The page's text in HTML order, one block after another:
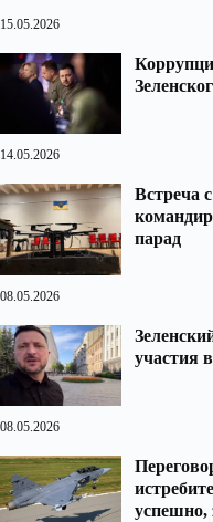
15.05.2026
14.05.2026
Встреча
парад
08.05.2026
участия
08.05.2026
успешно,